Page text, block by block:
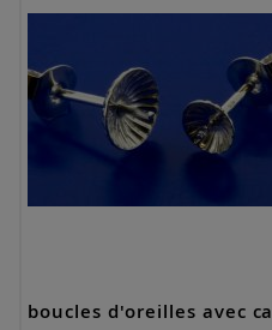
boucles d'oreilles avec